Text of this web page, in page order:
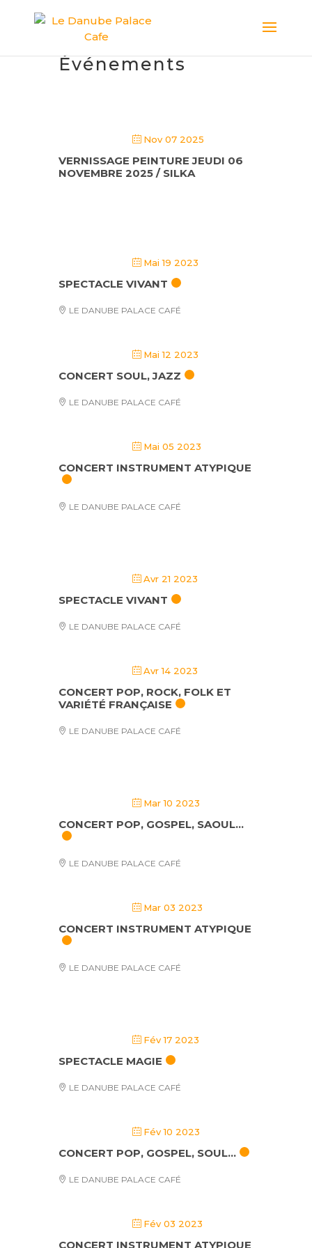
Événements
Nov 07 2025
VERNISSAGE PEINTURE JEUDI 06
NOVEMBRE 2025 / SILKA
Mai 19 2023
SPECTACLE VIVANT
LE DANUBE PALACE CAFÉ
Mai 12 2023
CONCERT SOUL, JAZZ
LE DANUBE PALACE CAFÉ
Mai 05 2023
CONCERT INSTRUMENT ATYPIQUE
LE DANUBE PALACE CAFÉ
Avr 21 2023
SPECTACLE VIVANT
LE DANUBE PALACE CAFÉ
Avr 14 2023
CONCERT POP, ROCK, FOLK ET
VARIÉTÉ FRANÇAISE
LE DANUBE PALACE CAFÉ
Mar 10 2023
CONCERT POP, GOSPEL, SAOUL…
LE DANUBE PALACE CAFÉ
Mar 03 2023
CONCERT INSTRUMENT ATYPIQUE
LE DANUBE PALACE CAFÉ
Fév 17 2023
SPECTACLE MAGIE
LE DANUBE PALACE CAFÉ
Fév 10 2023
CONCERT POP, GOSPEL, SOUL…
LE DANUBE PALACE CAFÉ
Fév 03 2023
CONCERT INSTRUMENT ATYPIQUE